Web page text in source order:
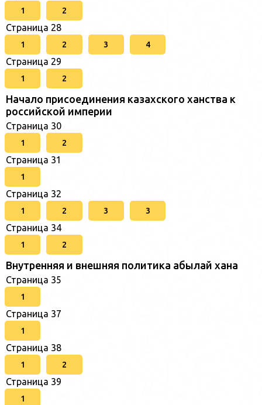
1 2
Страница 28
1 2 3 4
Страница 29
1 2
Начало присоединения казахского ханства к
российской империи
Страница 30
1 2
Страница 31
1
Страница 32
1 2 3 3
Страница 34
1 2
Внутренняя и внешняя политика абылай хана
Страница 35
1
Страница 37
1
Страница 38
1 2
Страница 39
1